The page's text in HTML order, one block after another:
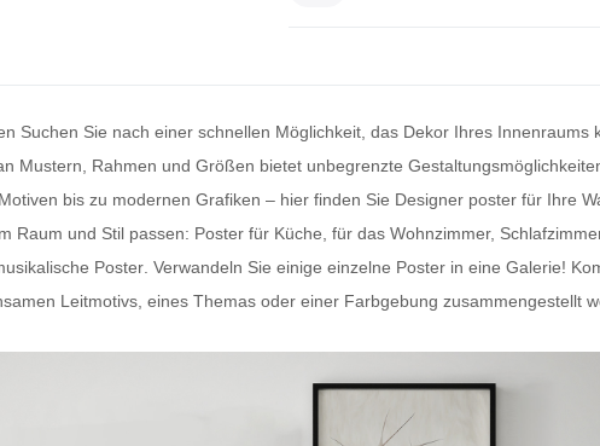
Suchen Sie nach einer schnellen Möglichkeit, das Dekor Ihres Innenraums
Mustern, Rahmen und Größen bietet unbegrenzte
bis zu modernen Grafiken – hier finden Sie Designer poster für Ihre
Raum und Stil passen: Poster für Küche , für das Wohnzimmer,
Poster . Verwandeln Sie einige einzelne Poster in eine Galerie!
Leitmotivs, eines Themas oder einer Farbgebung zusammengestellt